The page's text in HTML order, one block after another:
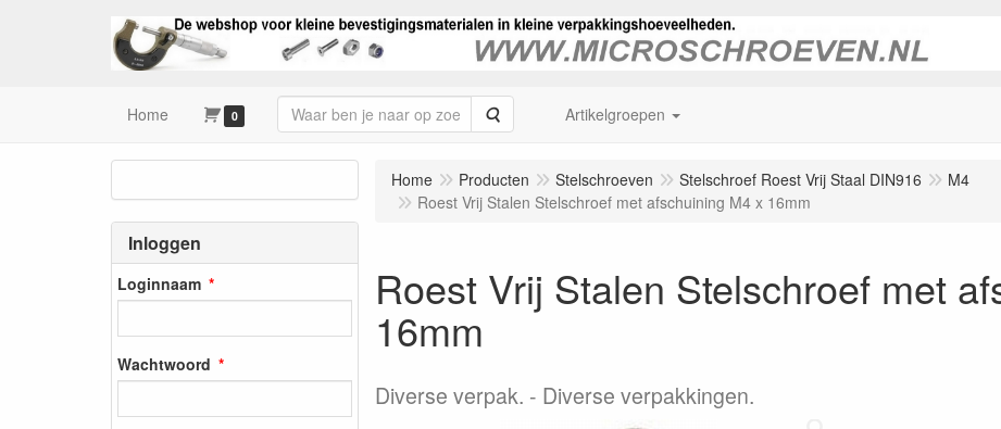
Home 0 Zoeken Artikelgroepen
Inloggen
Loginnaam
Wachtwoord
Home Producten Stelschroeven Stelschroef Roest Vrij Staal DIN916
M4
Roest Vrij Stalen Stelschroef met afschuining M4 x 16mm
Roest Vrij Stalen Stelschroef met
16mm
Diverse verpak. Diverse verpakkingen.